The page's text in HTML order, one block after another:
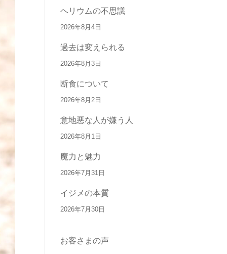
ヘリウムの不思議
2026年8月4日
過去は変えられる
2026年8月3日
断食について
2026年8月2日
意地悪な人が嫌う人
2026年8月1日
魔力と魅力
2026年7月31日
イジメの本質
2026年7月30日
お客さまの声